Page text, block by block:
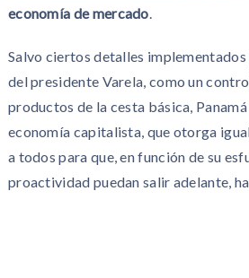
economía de mercado.
Salvo ciertos detalles
del presidente Varela, como un
productos de la cesta básica,
economía capitalista, que otorga
a todos para que, en función de su
proactividad puedan salir adelante,